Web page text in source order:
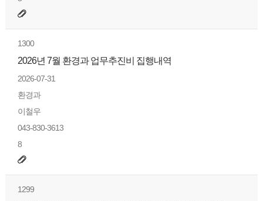
1300
2026년 7월 환경과 업무추진비 집행내역
2026-07-31
환경과
이철우
043-830-3613
8
1299